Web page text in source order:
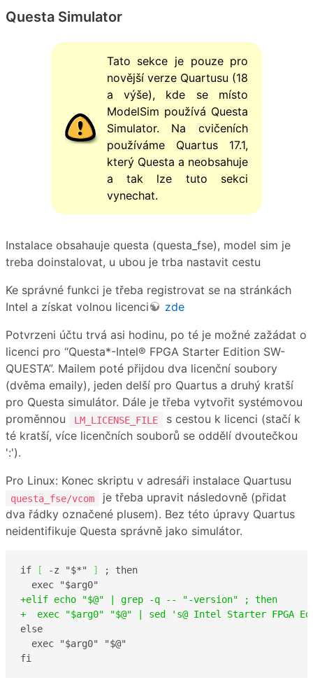
Questa Simulator
Tato sekce je pouze pro
novější verze Quartusu (18
a výše), kde se místo
ModelSim používá Questa
Simulator. Na cvičeních
používáme Quartus 17.1,
který Questa a neobsahuje
a tak lze tuto sekci
vynechat.
Instalace obsahauje questa (questa_fse), model sim je
treba doinstalovat, u ubou je trba nastavit cestu
Ke správné funkci je třeba registrovat se na stránkách
Intel a získat volnou licenci
zde
Potvrzeni účtu trvá asi hodinu, po té je možné zažádat o
licenci pro “Questa*-Intel® FPGA Starter Edition SW-
QUESTA”. Mailem poté přijdou dva licenční soubory
(dvěma emaily), jeden delší pro Quartus a druhý kratší
pro Questa simulátor. Dále je třeba vytvořit systémovou
proměnnou
LM_LICENSE_FILE
s cestou k licenci (stačí k
té kratší, více licenčních souborů se oddělí dvoutečkou
':').
Pro Linux: Konec skriptu v adresáři instalace Quartusu
questa_fse/vcom
je třeba upravit následovně (přidat
dva řádky označené plusem). Bez této úpravy Quartus
neidentifikuje Questa správně jako simulátor.
if [ -z "$*" ]
; then
+elif echo "$@" | grep -q -- "-version" ; then
+  exec "$arg0" "$@" | sed 's@ Intel Starter FPGA
else
  exec "$arg0" "$@"
fi